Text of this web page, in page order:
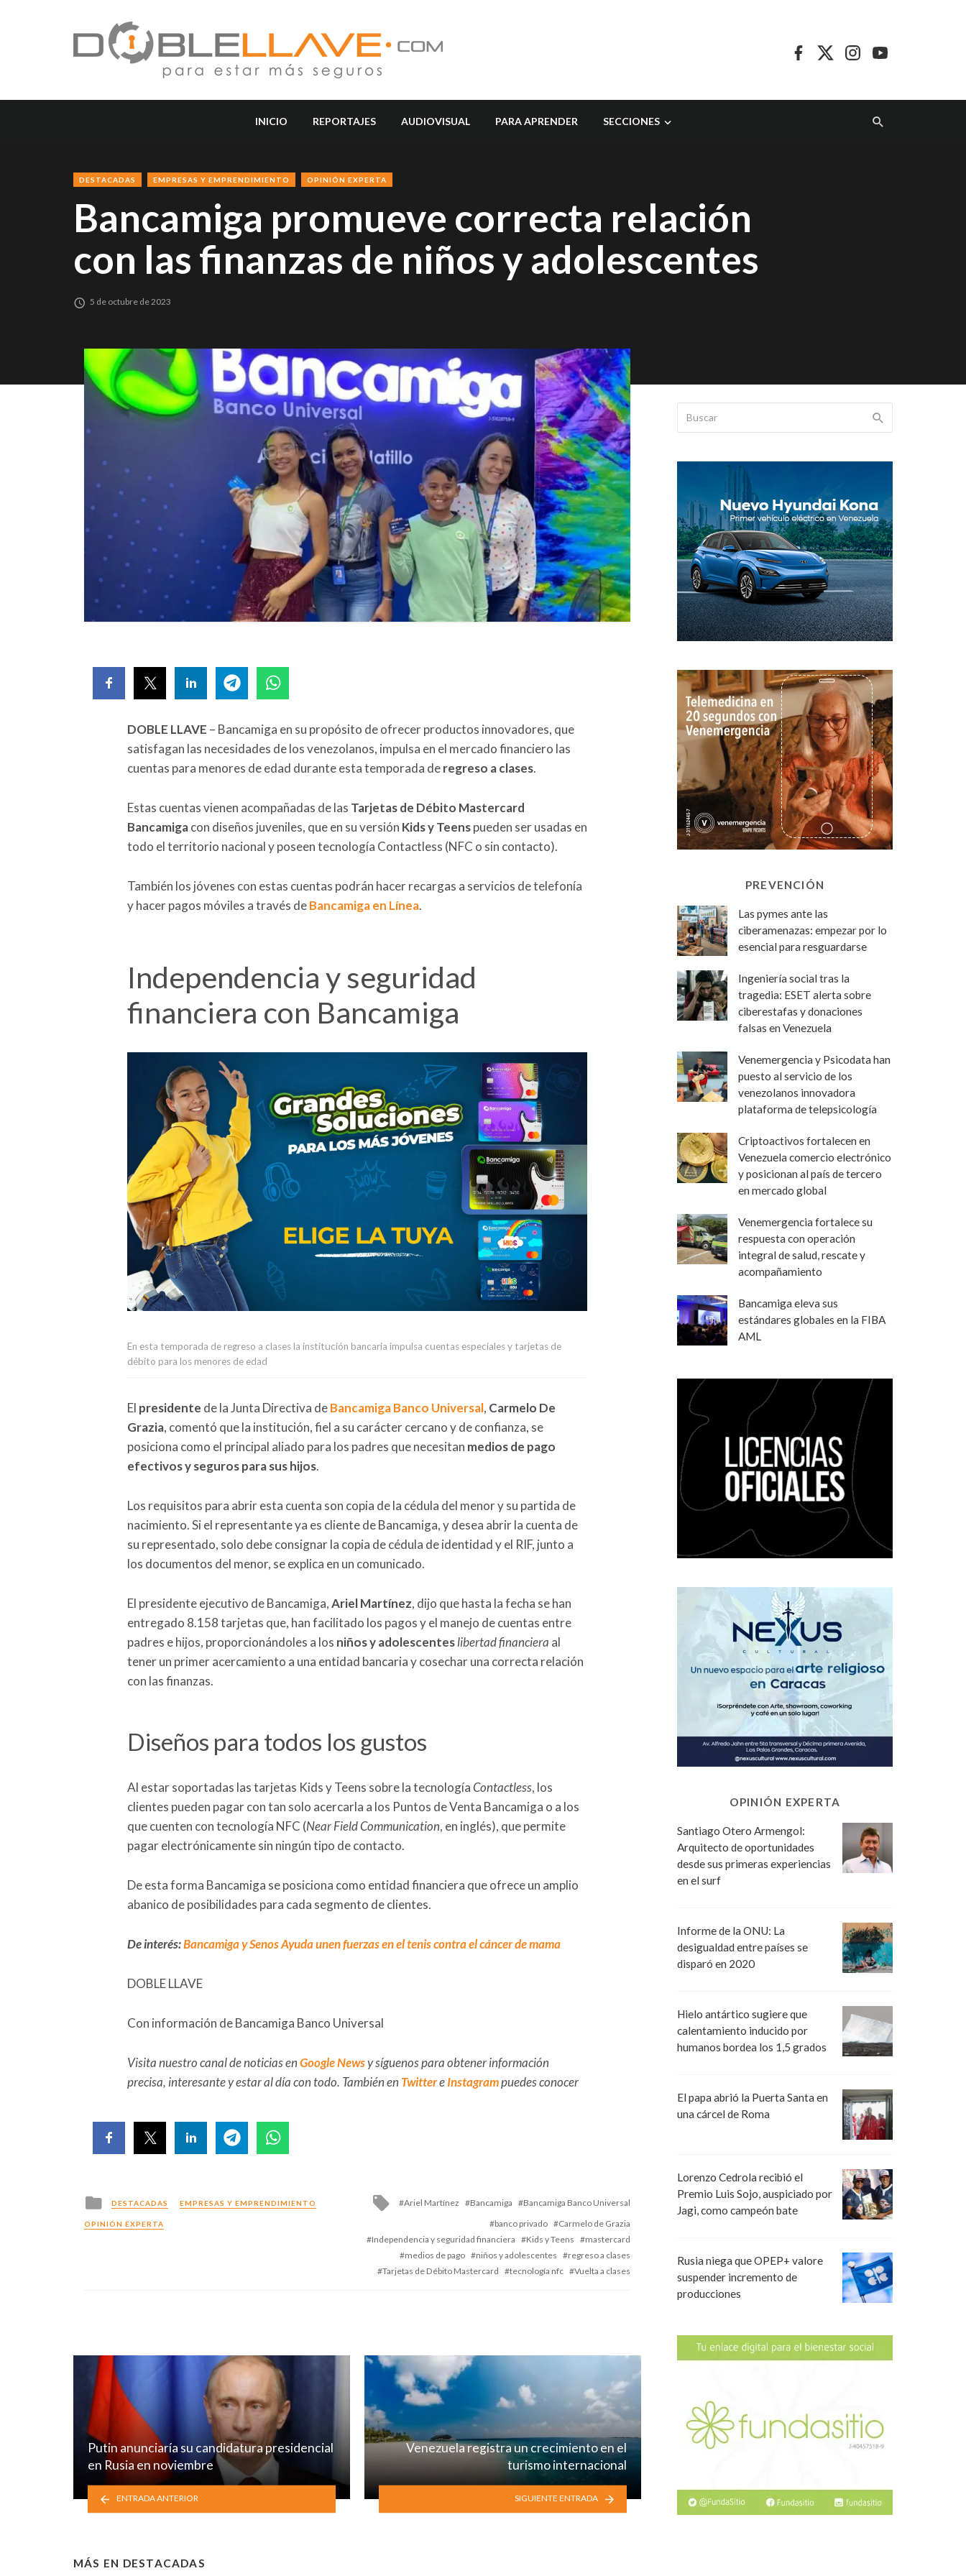
INICIO REPORTAJES AUDIOVISUAL PARA APRENDER SECCIONES
DESTACADAS EMPRESAS Y EMPRENDIMIENTO OPINIÓN EXPERTA
Bancamiga promueve correcta relación
con las finanzas de niños y adolescentes
5 de octubre de 2023
DOBLE LLAVE – Bancamiga en su propósito de ofrecer productos innovadores, que
satisfagan las necesidades de los venezolanos, impulsa en el mercado financiero las
cuentas para menores de edad durante esta temporada deregreso a clases.
Estas cuentas vienen acompañadas de las Tarjetas de Débito Mastercard
Bancamigacon diseños juveniles, que en su versión Kids y Teenspueden ser usadas en
todo el territorio nacional y poseen tecnología Contactless (NFC o sin contacto).
También los jóvenes con estas cuentas podrán hacer recargas a servicios de telefonía
y hacer pagos móviles a través deBancamiga en Línea.
Independencia y seguridad
financiera con Bancamiga
En esta temporada de regreso a clases la institución bancaria impulsa cuentas especiales y tarjetas de
débito para los menores de edad
El presidente de la Junta Directiva deBancamiga Banco Universal, Carmelo De
Grazia, comentó que la institución, fiel a su carácter cercano y de confianza, se
posiciona como el principal aliado para los padres que necesitan medios de pago
efectivos y seguros para sus hijos.
Los requisitos para abrir esta cuenta son copia de la cédula del menor y su partida de
nacimiento. Si el representante ya es cliente de Bancamiga, y desea abrir la cuenta de
su representado, solo debe consignar la copia de cédula de identidad y el RIF, junto a
los documentos del menor, se explica en un comunicado.
El presidente ejecutivo de Bancamiga,Ariel Martínez, dijo que hasta la fecha se han
entregado 8.158 tarjetas que, han facilitado los pagos y el manejo de cuentas entre
padres e hijos, proporcionándoles a los niños y adolescenteslibertad financiera al
tener un primer acercamiento a una entidad bancaria y cosechar una correcta relación
con las finanzas.
Diseños para todos los gustos
Al estar soportadas las tarjetas Kids y Teens sobre la tecnologíaContactless, los
clientes pueden pagar con tan solo acercarla a los Puntos de Venta Bancamiga o a los
que cuenten con tecnología NFC (Near Field Communication, en inglés), que permite
pagar electrónicamente sin ningún tipo de contacto.
De esta forma Bancamiga se posiciona como entidad financiera que ofrece un amplio
abanico de posibilidades para cada segmento de clientes.
De interés:Bancamiga y Senos Ayuda unen fuerzas en el tenis contra el cáncer de mama
DOBLE LLAVE
Con información de Bancamiga Banco Universal
Visita nuestro canal de noticias enGoogle Newsy síguenos para obtener información
precisa, interesante y estar al día con todo. También en TwittereInstagrampuedes conocer
Posted
in
DESTACADAS EMPRESAS Y EMPRENDIMIENTO
OPINIÓN EXPERTA
Tagged
with
Ariel Martínez Bancamiga
Bancamiga Banco Universal
banco privado
Carmelo de Grazia
Independencia y seguridad financiera
Kids y Teens
mastercard
medios de pago
niños y adolescentes
regreso a clases
Tarjetas de Débito Mastercard
tecnología nfc Vuelta a clases
Putin anunciaría su candidatura presidencial
en Rusia en noviembre
ENTRADA ANTERIOR
Venezuela registra un crecimiento en el
turismo internacional
SIGUIENTE ENTRADA
MÁS EN DESTACADAS
PREVENCIÓN
Las pymes ante las
ciberamenazas: empezar por lo
esencial para resguardarse
Ingeniería social tras la
tragedia: ESET alerta sobre
ciberestafas y donaciones
falsas en Venezuela
Venemergencia y Psicodata han
puesto al servicio de los
venezolanos innovadora
plataforma de telepsicología
Criptoactivos fortalecen en
Venezuela comercio electrónico
y posicionan al país de tercero
en mercado global
Venemergencia fortalece su
respuesta con operación
integral de salud, rescate y
acompañamiento
Bancamiga eleva sus
estándares globales en la FIBA
AML
OPINIÓN EXPERTA
Santiago Otero Armengol:
Arquitecto de oportunidades
desde sus primeras experiencias
en el surf
Informe de la ONU: La
desigualdad entre países se
disparó en 2020
Hielo antártico sugiere que
calentamiento inducido por
humanos bordea los 1,5 grados
El papa abrió la Puerta Santa en
una cárcel de Roma
Lorenzo Cedrola recibió el
Premio Luis Sojo, auspiciado por
Jagi, como campeón bate
Rusia niega que OPEP+ valore
suspender incremento de
producciones